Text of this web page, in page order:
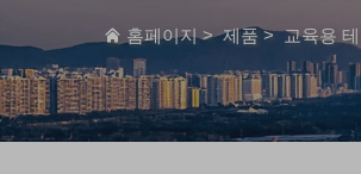
홈페이지>제품>교육용